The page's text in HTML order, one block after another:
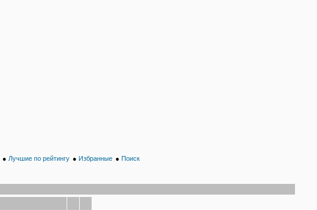
● Лучшие по рейтингу ● Избранные ● Поиск